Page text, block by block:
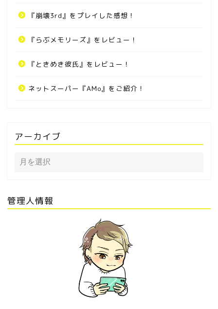
『崩壊3rd』をプレイした感想！
『らぶメモリーズ』をレビュー！
『ときめき彼氏』をレビュー！
ネットスーパー『AMo』をご紹介！
アーカイブ
管理人情報